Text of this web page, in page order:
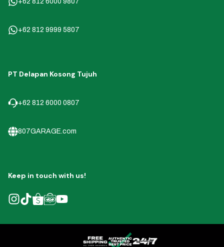
+62 812 9999 5807
PT Delapan Kosong Tujuh
+62 812 6000 0807
807GARAGE.com
Keep in touch with us!